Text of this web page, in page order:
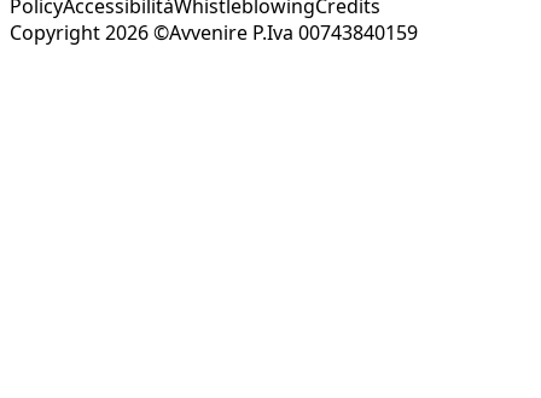
PolicyAccessibilitàWhistleblowingCredits
Copyright 2026 ©Avvenire P.Iva 00743840159